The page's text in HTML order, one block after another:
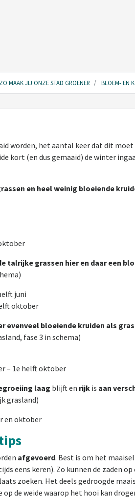
ZO MAAK JIJ ONZE STAD GROENER BLOEM- EN
worden, het aantal keer dat dit
kort (en dus gemaaid) de winter
en heel weinig bloeiende
talrijke grassen hier en daar een
juni
oktober
evenveel bloeiende kruiden als
fase 3 in schema)
– 1e helft oktober
laag blijft en rijk is aan
grasland)
en oktober
afgevoerd. Best is om het
eens keren). Zo kunnen de zaden
zoeken. Het deels gedroogde
de weide waarop het hooi kan